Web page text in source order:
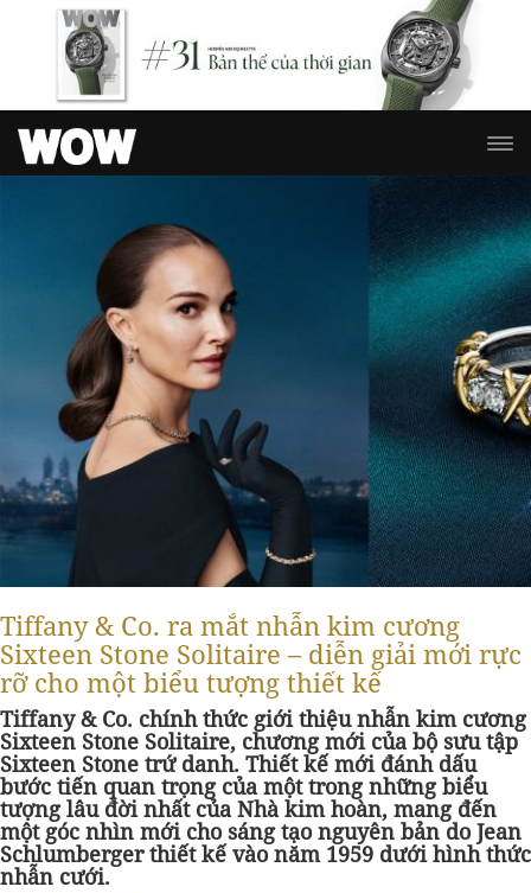
Tiffany & Co. ra mắt nhẫn kim cương
Sixteen Stone Solitaire – diễn giải mới rực
rỡ cho một biểu tượng thiết kế
Tiffany & Co. chính thức giới thiệu nhẫn kim cương
Sixteen Stone Solitaire, chương mới của bộ sưu tập
Sixteen Stone trứ danh. Thiết kế mới đánh dấu
bước tiến quan trọng của một trong những biểu
tượng lâu đời nhất của Nhà kim hoàn, mang đến
một góc nhìn mới cho sáng tạo nguyên bản do Jean
Schlumberger thiết kế vào năm 1959 dưới hình thức
nhẫn cưới.